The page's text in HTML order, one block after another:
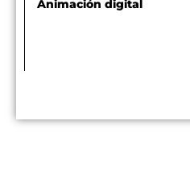
Animación digital